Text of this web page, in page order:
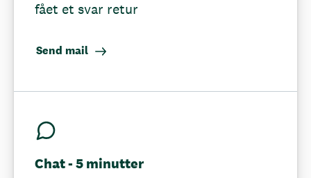
fået et svar retur
Send mail
Chat - 5 minutter